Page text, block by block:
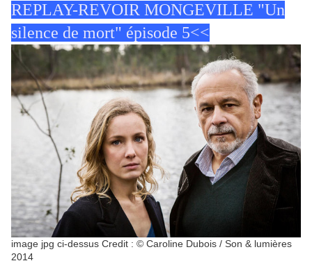
REPLAY-REVOIR MONGEVILLE "Un
silence de mort" épisode 5<<
image jpg ci-dessus Credit : © Caroline Dubois / Son & lumières
2014